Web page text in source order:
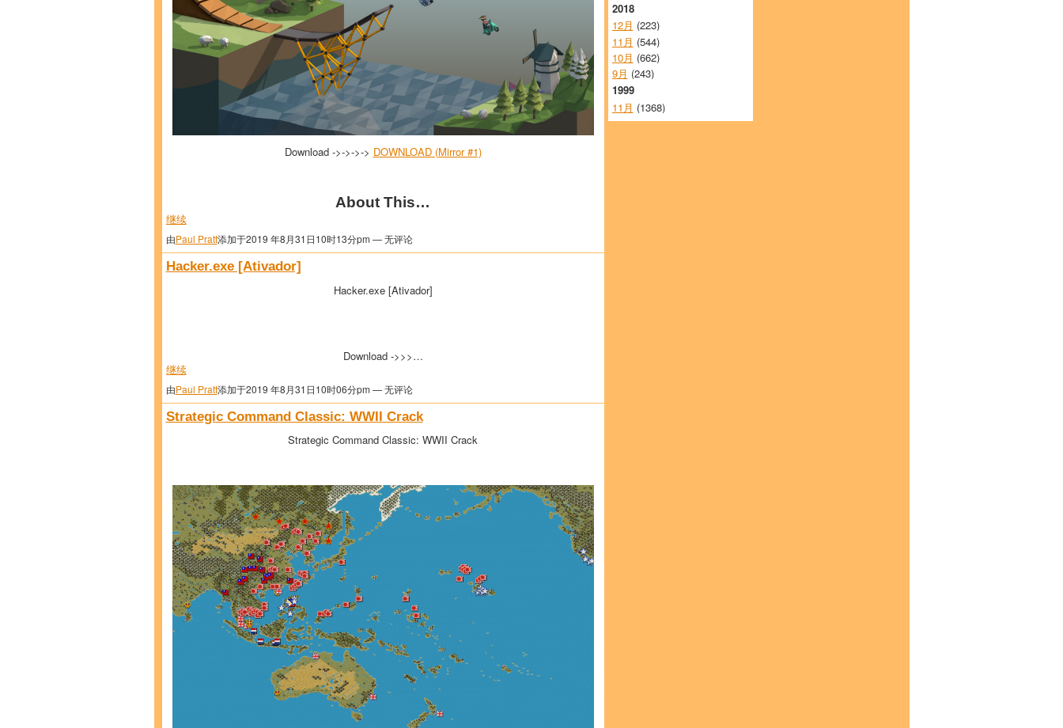
Download ->->->-> DOWNLOAD (Mirror #1)
About This…
继续
由Paul Pratt添加于2019 年8月31日10时13分pm — 无评论
Hacker.exe [Ativador]
Hacker.exe [Ativador]
Download ->>>…
继续
由Paul Pratt添加于2019 年8月31日10时06分pm — 无评论
Strategic Command Classic: WWII Crack
Strategic Command Classic: WWII Crack
2018
12月 (223)
11月 (544)
10月 (662)
9月 (243)
1999
11月 (1368)